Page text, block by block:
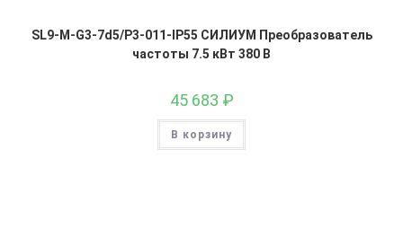
SL9-M-G3-7d5/P3-011-IP55 СИЛИУМ Преобразователь
частоты 7.5 кВт 380 В
45 683 ₽
В корзину